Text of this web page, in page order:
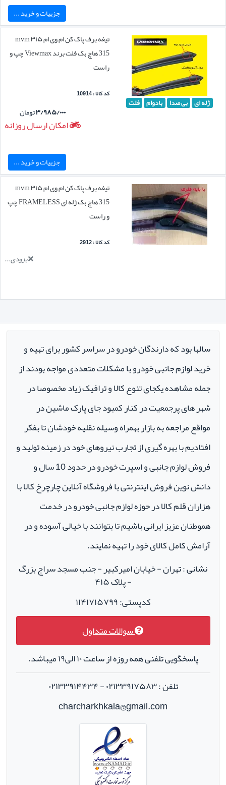
جزییات و خرید ...
ژله ای بی صدا بادوام فلت
تیغه برف پاک کن ام وی ام ۳۱۵ mvm
315 هاچ بک فلت برند Viewmax چپ و
راست
کد کالا : 10914
۳/۹۸۵/۰۰۰تومان
امکان ارسال روزانه
جزییات و خرید ...
تیغه برف پاک کن ام وی ام ۳۱۵ mvm
315 هاچ بک ژله ای FRAMELESS چپ
و راست
کد کالا : 2912
بزودی...
سالها بود که دارندگان خودرو در سراسر کشور برای تهیه و
خرید لوازم جانبی خودرو با مشکلات متعددی مواجه بودند از
جمله مشاهده یکجای تنوع کالا و ترافیک زیاد مخصوصا در
شهر های پرجمعیت در کنار کمبود جای پارک ماشین در
مواقع مراجعه به بازار بهمراه وسیله نقلیه خودشان تا بفکر
افتادیم با بهره گیری از تجارب نیروهای خود در زمینه تولید و
فروش لوازم جانبی و اسپرت خودرو در حدود 10 سال و
دانش نوین فروش اینترنتی با فروشگاه آنلاین چارچرخ کالا با
هزاران قلم کالا در حوزه لوازم جانبی خودرو در خدمت
هموطنان عزیز ایرانی باشیم تا بتوانند با خیالی آسوده و در
آرامش کامل کالای خود را تهیه نمایند.
نشانی : تهران - خیابان امیرکبیر - جنب مسجد سراج بزرگ
- پلاک ۴۱۵
کدپستی: ۱۱۴۱۷۱۵۷۹۹
سوالات متداول
پاسخگویی تلفنی همه روزه از ساعت ۱۰ الی۱۹ میباشد.
تلفن : ۰۲۱۳۳۹۱۷۵۸۳ - ۰۲۱۳۳۹۱۴۴۳۴
charcharkhkala@gmail.com